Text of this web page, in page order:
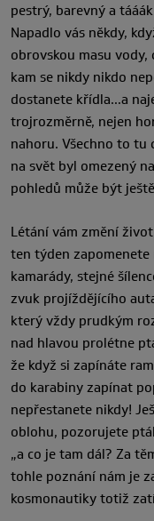
pestrý, barevný a
Napadlo vás někdy,
obrovskou masu
kam se nikdy nikdo
dostanete křídla…a
trojrozměrně, nejen
nahoru. Všechno to tu
na svět byl omezený
pohledů může být
Létání vám změní
ten týden
kamarády, stejné
zvuk projíždějícího
který vždy prudkým
nad hlavou prolétne
že když si zapínáte
do karabiny zapínat
nepřestanete nikdy!
oblohu, pozorujete
„a co je tam dál? Za
tohle poznání nám je
kosmonautiky totiž